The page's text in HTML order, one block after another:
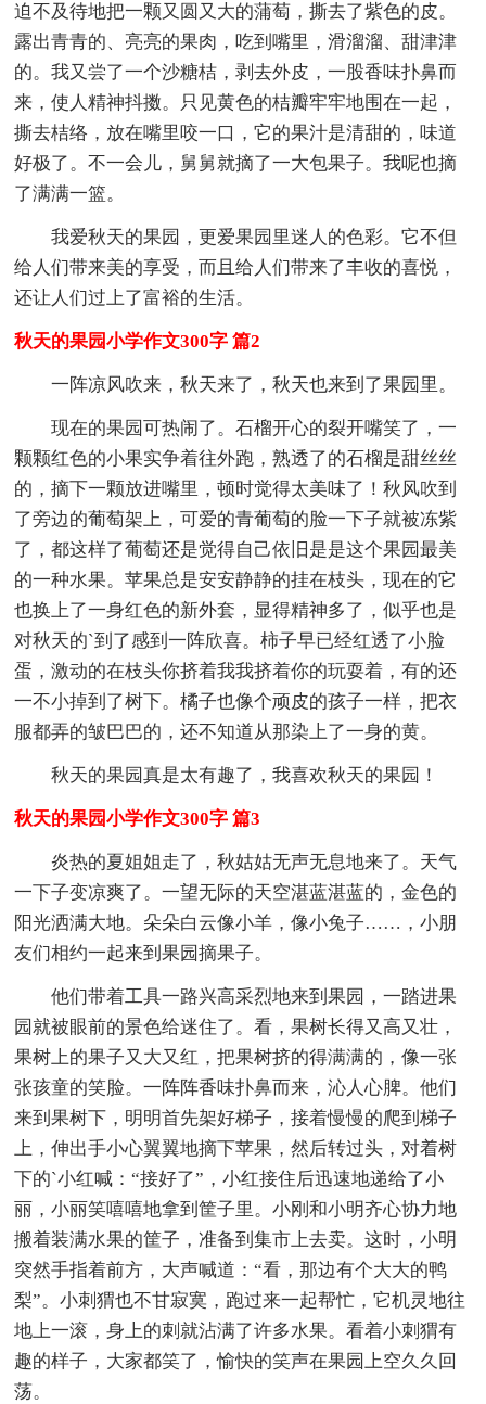
迫不及待地把一颗又圆又大的蒲萄，撕去了紫色的皮。
露出青青的、亮亮的果肉，吃到嘴里，滑溜溜、甜津津
的。我又尝了一个沙糖桔，剥去外皮，一股香味扑鼻而
来，使人精神抖擞。只见黄色的桔瓣牢牢地围在一起，
撕去桔络，放在嘴里咬一口，它的果汁是清甜的，味道
好极了。不一会儿，舅舅就摘了一大包果子。我呢也摘
了满满一篮。
我爱秋天的果园，更爱果园里迷人的色彩。它不但
给人们带来美的享受，而且给人们带来了丰收的喜悦，
还让人们过上了富裕的生活。
秋天的果园小学作文300字 篇2
一阵凉风吹来，秋天来了，秋天也来到了果园里。
现在的果园可热闹了。石榴开心的裂开嘴笑了，一
颗颗红色的小果实争着往外跑，熟透了的石榴是甜丝丝
的，摘下一颗放进嘴里，顿时觉得太美味了！秋风吹到
了旁边的葡萄架上，可爱的青葡萄的脸一下子就被冻紫
了，都这样了葡萄还是觉得自己依旧是是这个果园最美
的一种水果。苹果总是安安静静的挂在枝头，现在的它
也换上了一身红色的新外套，显得精神多了，似乎也是
对秋天的`到了感到一阵欣喜。柿子早已经红透了小脸
蛋，激动的在枝头你挤着我我挤着你的玩耍着，有的还
一不小掉到了树下。橘子也像个顽皮的孩子一样，把衣
服都弄的皱巴巴的，还不知道从那染上了一身的黄。
秋天的果园真是太有趣了，我喜欢秋天的果园！
秋天的果园小学作文300字 篇3
炎热的夏姐姐走了，秋姑姑无声无息地来了。天气
一下子变凉爽了。一望无际的天空湛蓝湛蓝的，金色的
阳光洒满大地。朵朵白云像小羊，像小兔子……，小朋
友们相约一起来到果园摘果子。
他们带着工具一路兴高采烈地来到果园，一踏进果
园就被眼前的景色给迷住了。看，果树长得又高又壮，
果树上的果子又大又红，把果树挤的得满满的，像一张
张孩童的笑脸。一阵阵香味扑鼻而来，沁人心脾。他们
来到果树下，明明首先架好梯子，接着慢慢的爬到梯子
上，伸出手小心翼翼地摘下苹果，然后转过头，对着树
下的`小红喊：“接好了”，小红接住后迅速地递给了小
丽，小丽笑嘻嘻地拿到筐子里。小刚和小明齐心协力地
搬着装满水果的筐子，准备到集市上去卖。这时，小明
突然手指着前方，大声喊道：“看，那边有个大大的鸭
梨”。小刺猬也不甘寂寞，跑过来一起帮忙，它机灵地往
地上一滚，身上的刺就沾满了许多水果。看着小刺猬有
趣的样子，大家都笑了，愉快的笑声在果园上空久久回
荡。